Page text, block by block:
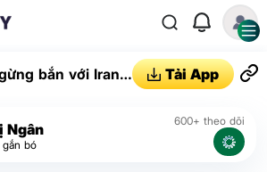
bắn với Iran
Tải App
Ngân
bó
600+ theo dõi